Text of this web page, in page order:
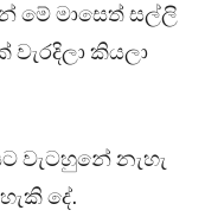
මේ මාසෙත් සල්ලි
වැරදිලා කියලා
වැටහුනේ නැහැ
දේ.